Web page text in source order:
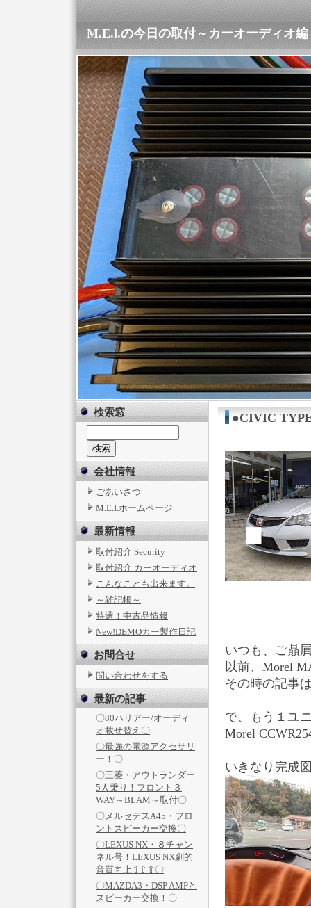
M.E.l.の今日の取付～カーオーディオ編
検索窓
会社情報
ごあいさつ
M.E.I.ホームページ
最新情報
取付紹介 Security
取付紹介 カーオーディオ
こんなことも出来ます。
～雑記帳～
特選！中古品情報
New!DEMOカー製作日記
お問合せ
問い合わせをする
最新の記事
〇80ハリアー/オーディ
オ載せ替え〇
〇最強の電源アクセサリ
ー！〇
〇三菱・アウトランダー
5人乗り！フロント３
WAY～BLAM～取付〇
〇メルセデスA45・フロ
ントスピーカー交換〇
〇LEXUS NX・８チャン
ネル号！LEXUS NX劇的
音質向上⇧⇧⇧〇
〇MAZDA3・DSP AMPと
スピーカー交換！〇
●CIVIC
いつも、ご贔
以前、Morel
その時の記事
で、もう１ユ
Morel
いきなり完成